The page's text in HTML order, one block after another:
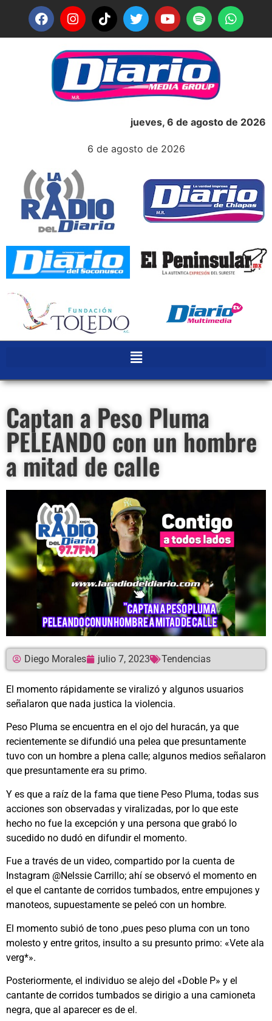
jueves, 6 de agosto de 2026
6 de agosto de 2026
Captan a Peso Pluma
PELEANDO con un hombre
a mitad de calle
Diego Morales julio 7, 2023 Tendencias
El momento rápidamente se viralizó y algunos usuarios
señalaron que nada justica la violencia.
Peso Pluma se encuentra en el ojo del huracán, ya que
recientemente se difundió una pelea que presuntamente
tuvo con un hombre a plena calle; algunos medios señalaron
que presuntamente era su primo.
Y es que a raíz de la fama que tiene Peso Pluma, todas sus
acciones son observadas y viralizadas, por lo que este
hecho no fue la excepción y una persona que grabó lo
sucedido no dudó en difundir el momento.
Fue a través de un video, compartido por la cuenta de
Instagram @Nelssie Carrillo; ahí se observó el momento en
el que el cantante de corridos tumbados, entre empujones y
manoteos, supuestamente se peleó con un hombre.
El momento subió de tono ,pues peso pluma con un tono
molesto y entre gritos, insulto a su presunto primo: «Vete ala
verg*».
Posteriormente, el individuo se alejo del «Doble P» y el
cantante de corridos tumbados se dirigio a una camioneta
negra, que al aparecer es de el.